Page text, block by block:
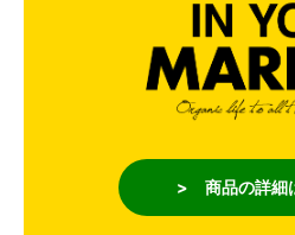
> 商品の詳細